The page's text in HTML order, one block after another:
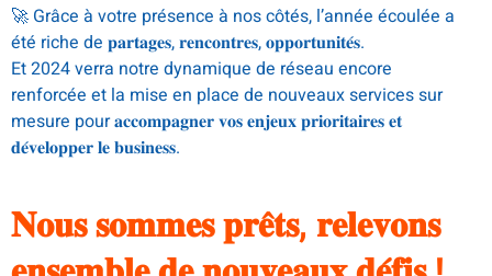
🚀 Grâce à votre présence à nos côtés, l’année écoulée a
été riche de 𝐩𝐚𝐫𝐭𝐚𝐠𝐞𝐬, 𝐫𝐞𝐧𝐜𝐨𝐧𝐭𝐫𝐞𝐬, 𝐨𝐩𝐩𝐨𝐫𝐭𝐮𝐧𝐢𝐭𝐞́𝐬.
Et 2024 verra notre dynamique de réseau encore
renforcée et la mise en place de nouveaux services sur
mesure pour 𝐚𝐜𝐜𝐨𝐦𝐩𝐚𝐠𝐧𝐞𝐫 𝐯𝐨𝐬 𝐞𝐧𝐣𝐞𝐮𝐱 𝐩𝐫𝐢𝐨𝐫𝐢𝐭𝐚𝐢𝐫𝐞𝐬 𝐞𝐭
𝐝𝐞́𝐯𝐞𝐥𝐨𝐩𝐩𝐞𝐫 𝐥𝐞 𝐛𝐮𝐬𝐢𝐧𝐞𝐬𝐬.
𝐍𝐨𝐮𝐬 𝐬𝐨𝐦𝐦𝐞𝐬 𝐩𝐫𝐞̂𝐭𝐬, 𝐫𝐞𝐥𝐞𝐯𝐨𝐧𝐬